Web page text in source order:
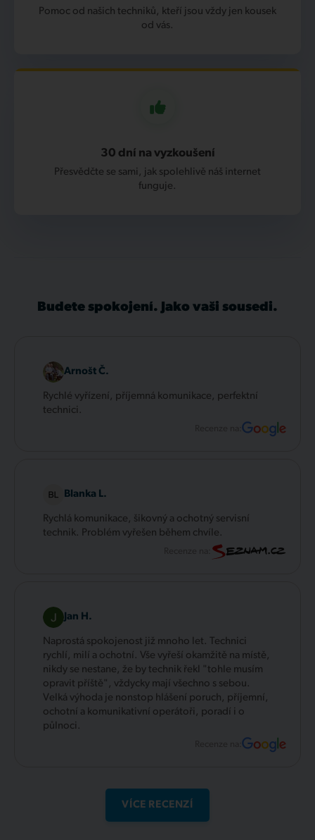
Pomoc od našich techniků, kteří jsou vždy jen kousek
od vás.
30 dní na vyzkoušení
Přesvědčte se sami, jak spolehlivě náš internet
funguje.
Budete spokojení. Jako vaši sousedi.
Arnošt Č.
Rychlé vyřízení, příjemná komunikace, perfektní
technici.
Recenze na:
Blanka L.
Rychlá komunikace, šikovný a ochotný servisní
technik. Problém vyřešen během chvíle.
Jan H.
Naprostá spokojenost již mnoho let. Technici
rychlí, milí a ochotní. Vše vyřeší okamžitě na místě,
nikdy se nestane, že by technik řekl "tohle musím
opravit příště", vždycky mají všechno s sebou.
Velká výhoda je nonstop hlášení poruch, příjemní,
ochotní a komunikativní operátoři, poradí i o
půlnoci.
Recenze na:
VÍCE RECENZÍ